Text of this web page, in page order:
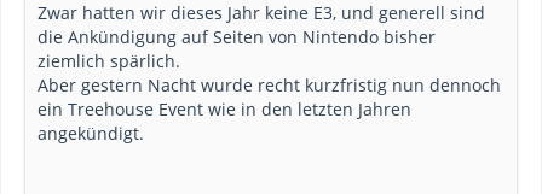
Zwar hatten wir dieses Jahr keine E3, und generell sind
die Ankündigung auf Seiten von Nintendo bisher
ziemlich spärlich.
Aber gestern Nacht wurde recht kurzfristig nun dennoch
ein Treehouse Event wie in den letzten Jahren
angekündigt.